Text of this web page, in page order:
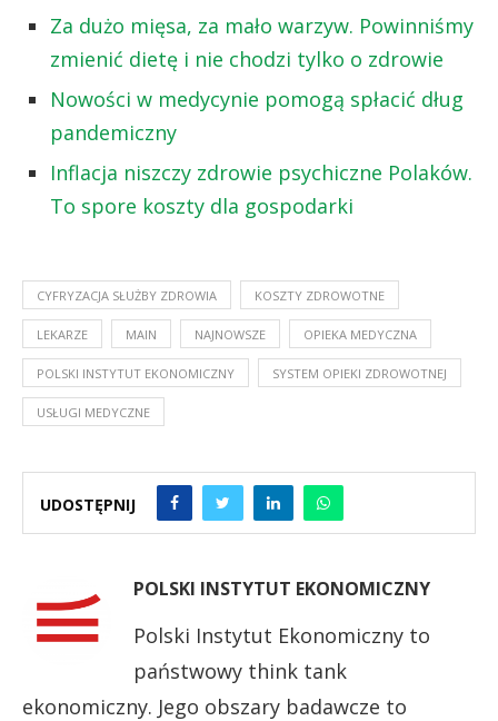
Za dużo mięsa, za mało warzyw. Powinniśmy
zmienić dietę i nie chodzi tylko o zdrowie
Nowości w medycynie pomogą spłacić dług
pandemiczny
Inflacja niszczy zdrowie psychiczne Polaków.
To spore koszty dla gospodarki
CYFRYZACJA SŁUŻBY ZDROWIA KOSZTY ZDROWOTNE
LEKARZE MAIN NAJNOWSZE OPIEKA MEDYCZNA
POLSKI INSTYTUT EKONOMICZNY SYSTEM OPIEKI ZDROWOTNEJ
USŁUGI MEDYCZNE
UDOSTĘPNIJ
POLSKI INSTYTUT EKONOMICZNY
Polski Instytut Ekonomiczny to
państwowy think tank
ekonomiczny. Jego obszary badawcze to